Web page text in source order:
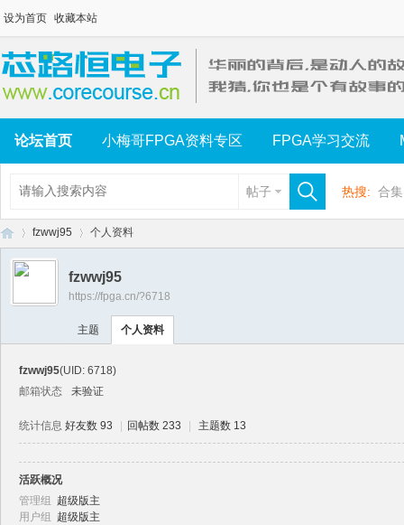
设为首页 收藏本站
论坛首页 小梅哥FPGA资料专区 FPGA学习交流
帖子 热搜: 合集
›
fzwwj95 个人资料
fzwwj95
https://fpga.cn/?6718
主题 个人资料
fzwwj95(UID: 6718)
邮箱状态
未验证
统计信息 好友数 93 回帖数 233 主题数 13
活跃概况
管理组 超级版主
用户组 超级版主